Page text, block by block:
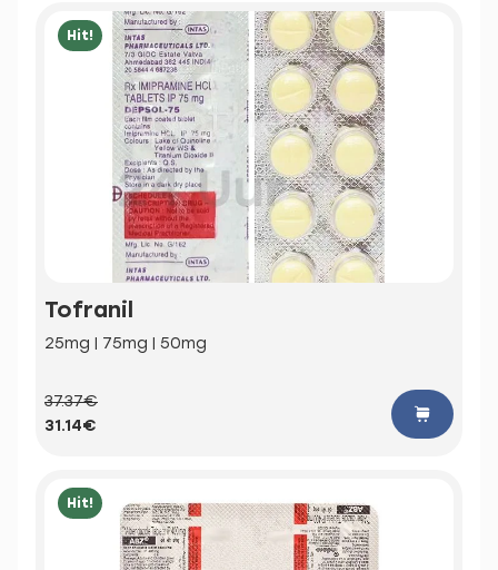
Hit!
Tofranil
25mg | 75mg | 50mg
37.37€
31.14€
Hit!